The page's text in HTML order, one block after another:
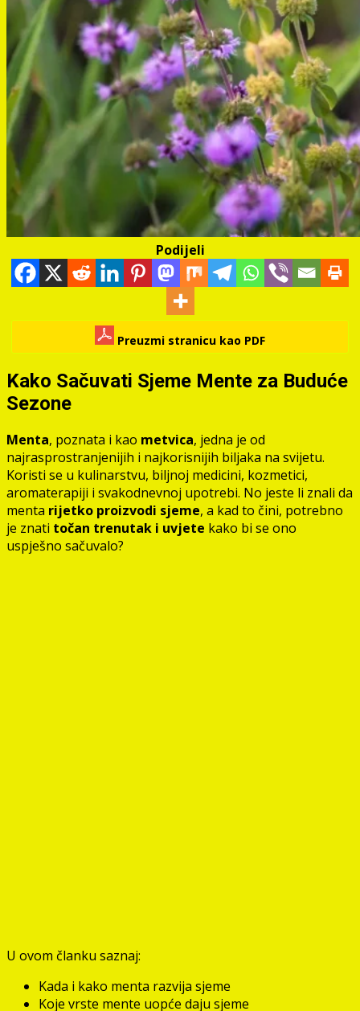
Podijeli
Preuzmi stranicu kao PDF
Kako Sačuvati Sjeme Mente za Buduće
Sezone
Menta, poznata i kao metvica, jedna je od
najrasprostranjenijih i najkorisnijih biljaka na svijetu.
Koristi se u kulinarstvu, biljnoj medicini, kozmetici,
aromaterapiji i svakodnevnoj upotrebi. No jeste li znali da
menta rijetko proizvodi sjeme, a kad to čini, potrebno
je znati točan trenutak i uvjete kako bi se ono
uspješno sačuvalo?
U ovom članku saznaj:
Kada i kako menta razvija sjeme
Koje vrste mente uopće daju sjeme